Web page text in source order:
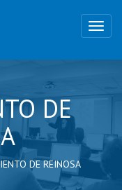
DE
DE REINOSA